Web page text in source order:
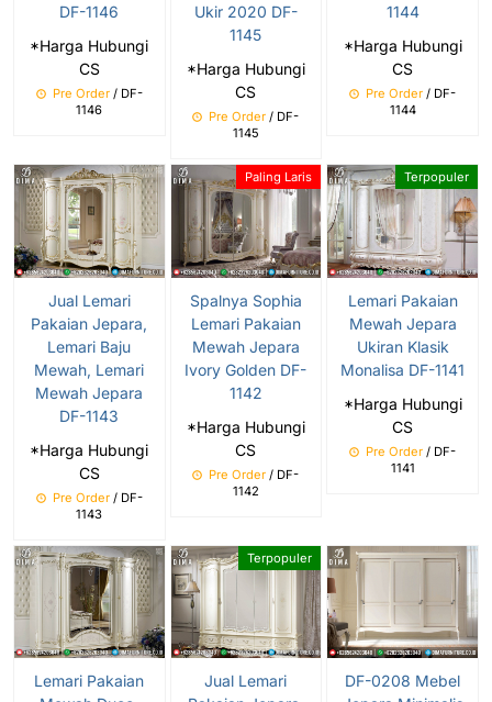
DF-1146
*Harga Hubungi
CS
Pre Order/ DF-
1146
Ukir 2020 DF-
1145
*Harga Hubungi
CS
Pre Order / DF-
1145
1144
*Harga Hubungi
CS
Pre Order / DF-
1144
Jual Lemari
Pakaian Jepara,
Lemari Baju
Mewah, Lemari
Mewah Jepara
DF-1143
*Harga Hubungi
CS
Pre Order/ DF-
1143
Paling Laris
Spalnya Sophia
Lemari Pakaian
Mewah Jepara
Ivory Golden DF-
1142
*Harga Hubungi
CS
Pre Order / DF-
1142
Terpopuler
Lemari Pakaian
Mewah Jepara
Ukiran Klasik
Monalisa DF-1141
*Harga Hubungi
CS
Pre Order / DF-
1141
Lemari Pakaian
Terpopuler
Jual Lemari
DF-0208 Mebel